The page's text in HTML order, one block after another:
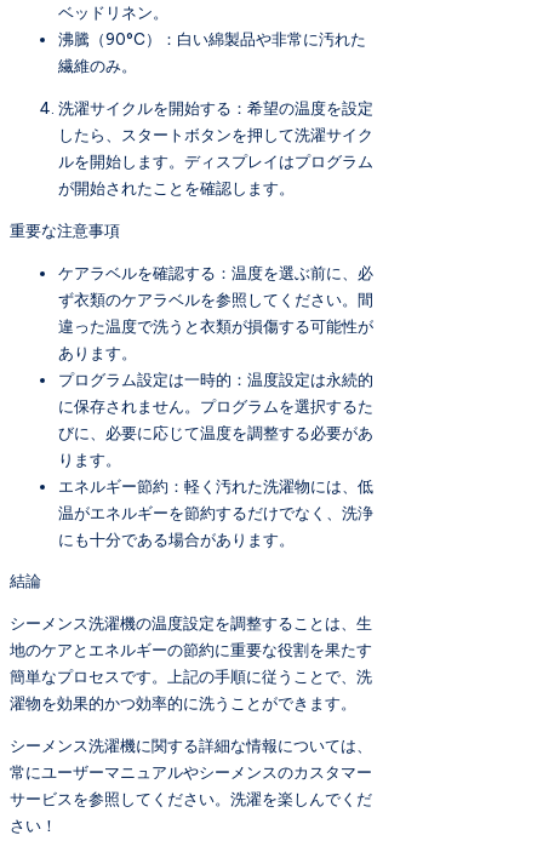
ベッドリネン。
沸騰（90°C）：白い綿製品や非常に汚れた
繊維のみ。
洗濯サイクルを開始する：希望の温度を設定
したら、スタートボタンを押して洗濯サイク
ルを開始します。ディスプレイはプログラム
が開始されたことを確認します。
重要な注意事項
ケアラベルを確認する：温度を選ぶ前に、必
ず衣類のケアラベルを参照してください。間
違った温度で洗うと衣類が損傷する可能性が
あります。
プログラム設定は一時的：温度設定は永続的
に保存されません。プログラムを選択するた
びに、必要に応じて温度を調整する必要があ
ります。
エネルギー節約：軽く汚れた洗濯物には、低
温がエネルギーを節約するだけでなく、洗浄
にも十分である場合があります。
結論
シーメンス洗濯機の温度設定を調整することは、生
地のケアとエネルギーの節約に重要な役割を果たす
簡単なプロセスです。上記の手順に従うことで、洗
濯物を効果的かつ効率的に洗うことができます。
シーメンス洗濯機に関する詳細な情報については、
常にユーザーマニュアルやシーメンスのカスタマー
サービスを参照してください。洗濯を楽しんでくだ
さい！